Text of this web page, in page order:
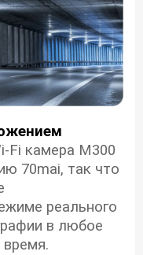
Fi камера M300
70mai, так что
реального
в любое